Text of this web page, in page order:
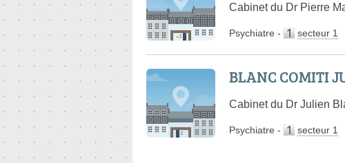
Cabinet du Dr Pierre
Psychiatre - secteur 1
BLANC COMITI
Cabinet du Dr Julien
Psychiatre - secteur 1